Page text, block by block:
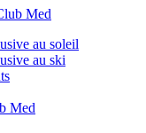
Med
au soleil
au ski
Med